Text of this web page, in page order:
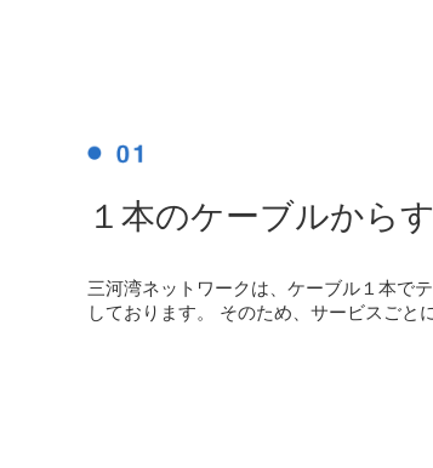
１本のケーブルから
三河湾ネットワークは、ケーブル１本で
しております。 そのため、サービスごと